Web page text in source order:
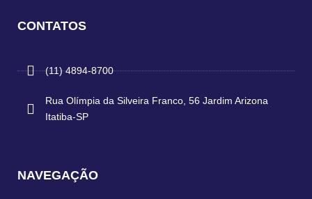
CONTATOS
(11) 4894-8700
Rua Olímpia da Silveira Franco, 56 Jardim Arizona
Itatiba-SP
NAVEGAÇÃO